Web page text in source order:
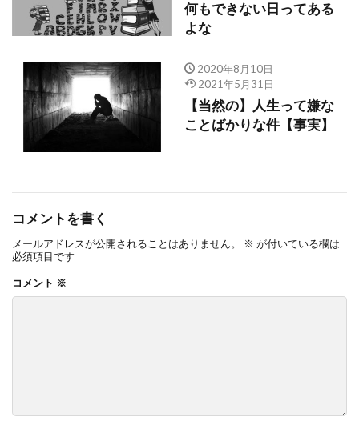
何もできない日ってある
よな
2020年8月10日
2021年5月31日
【当然の】人生って嫌な
ことばかりな件【事実】
コメントを書く
メールアドレスが公開されることはありません。 ※ が付いている欄は
必須項目です
コメント ※